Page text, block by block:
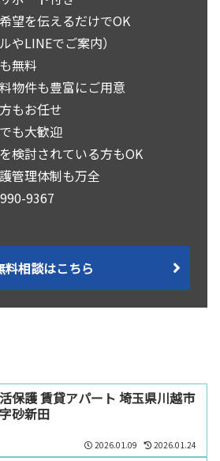
望を伝えるだけでOK
LINEでご案内）
無料
物件も豊富にご用意
もお任せ
も大歓迎
検討されている方もOK
管理体制も万全
9367
料相談はこちら
保護 賃貸アパート 埼玉県川越市
砂新田
2026.01.09 2026.01.24